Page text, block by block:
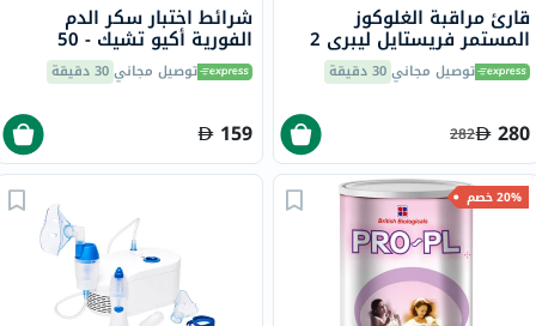
قارئ مراقبة الغلوكوز
المستمر فريستايل ليبري 2
بلس، المزود بمستشعر فلاش
توصيل مجاني30 دقيقة
280
282
شرائط اختبار سكر الدم
الفورية أكيو تشيك - 50
شريط × 2توصيل مجاني30 دقيقة
159
20% خصم